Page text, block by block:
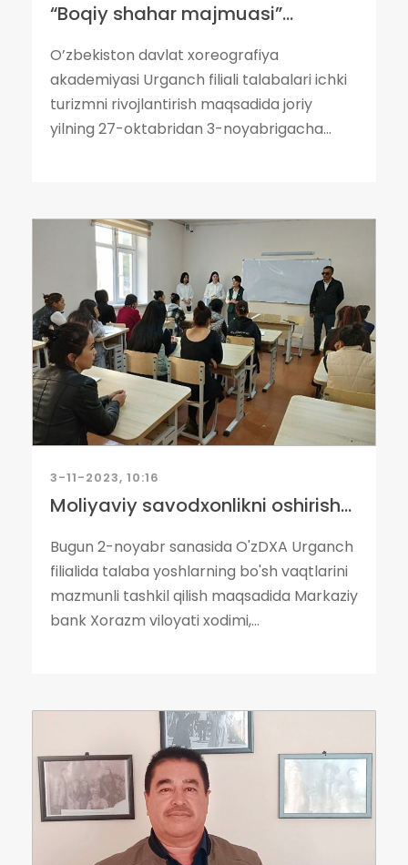
“Boqiy shahar majmuasi”...
O’zbekiston davlat xoreografiya
akademiyasi Urganch filiali talabalari ichki
turizmni rivojlantirish maqsadida joriy
yilning 27-oktabridan 3-noyabrigacha...
3-11-2023, 10:16
Moliyaviy savodxonlikni oshirish...
Bugun 2-noyabr sanasida O'zDXA Urganch
filialida talaba yoshlarning bo'sh vaqtlarini
mazmunli tashkil qilish maqsadida Markaziy
bank Xorazm viloyati xodimi,...